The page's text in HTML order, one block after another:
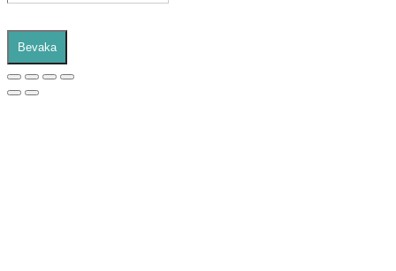
Bevaka